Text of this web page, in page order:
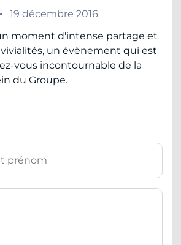
19 décembre 2016
moment d'intense partage et
un évènement qui est
vous incontournable de la
du Groupe.